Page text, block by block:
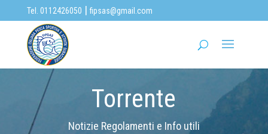
Tel. 0112426050 | fipsas@gmail.com
Torrente
Notizie Regolamenti e Info utili